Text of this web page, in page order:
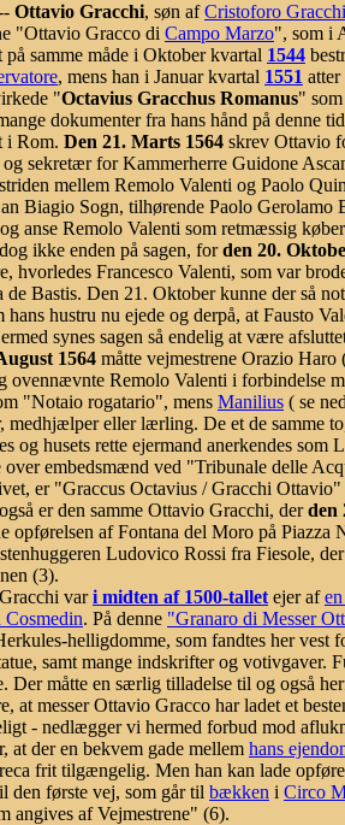
Ottavio Gracchi, søn afCristoforo Gracchi
"Ottavio Gracco di Campo Marzo", som i
samme måde i Oktober kvartal 1544
, mens han i Januar kvartal 1551
"Octavius Gracchus Romanus"
dokumenter fra hans hånd på denne
i Rom. Den 21. Marts 1564 skrev Ottavio
og sekretær for Kammerherre Guidone
mellem Remolo Valenti og Paolo
Biagio Sogn, tilhørende Paolo Gerolamo
anse Remolo Valenti som retmæssig
ikke enden på sagen, forden 20.
hvorledes Francesco Valenti, som var
de Bastis. Den 21. Oktober kunne der så
hans hustru nu ejede og derpå, at Fausto
synes sagen så endelig at være
1564 måtte vejmestrene Orazio
ovennævnte Remolo Valenti i forbindelse
"Notaio rogatario", mens Manilius ( se
medhjælper eller lærling. De et de samme
og husets rette ejermand anerkendes som
over embedsmænd ved "Tribunale delle
er "Graccus Octavius / Gracchi
er den samme Ottavio Gracchi, derden
opførelsen af Fontana del Moro på
Ludovico Rossi fra Fiesole,
(3).
vari midten af 1500-tallet ejer af
. På denne "Granaro di Messer
helligdomme, som fandtes her vest
samt mange indskrifter og votivgaver.
Der måtte en særlig tilladelse til og også
at messer Ottavio Gracco har ladet et
- nedlægger vi hermed forbud mod
at der en bekvem gade mellem hans
frit tilgængelig. Men han kan lade
den første vej, som går til bækken i Circo
angives af Vejmestrene" (6).